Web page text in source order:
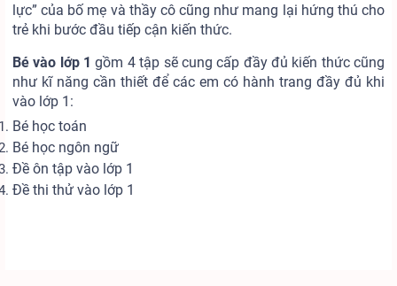
lực” của bố mẹ và thầy cô cũng như mang lại hứng thú cho
trẻ khi bước đầu tiếp cận kiến thức.
Bé vào lớp 1 gồm 4 tập sẽ cung cấp đầy đủ kiến thức cũng
như kĩ năng cần thiết để các em có hành trang đầy đủ khi
vào lớp 1:
Bé học toán
Bé học ngôn ngữ
Đề ôn tập vào lớp 1
Đề thi thử vào lớp 1